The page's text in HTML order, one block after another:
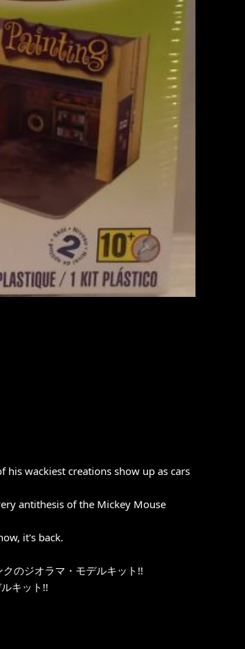
his wackiest creations show up as cars
antithesis of the Mickey Mouse
it's back.
のジオラマ・モデルキット!!
キット!!